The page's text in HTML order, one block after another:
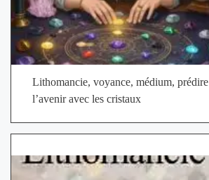
Lithomancie, voyance, médium, prédire
l’avenir avec les cristaux